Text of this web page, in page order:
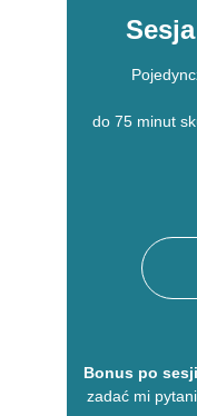
do 75 minut
Bonus po sesji
zadać mi